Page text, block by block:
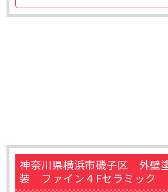
神奈川県横浜市磯子区 外壁
装 ファイン４Fセラミック